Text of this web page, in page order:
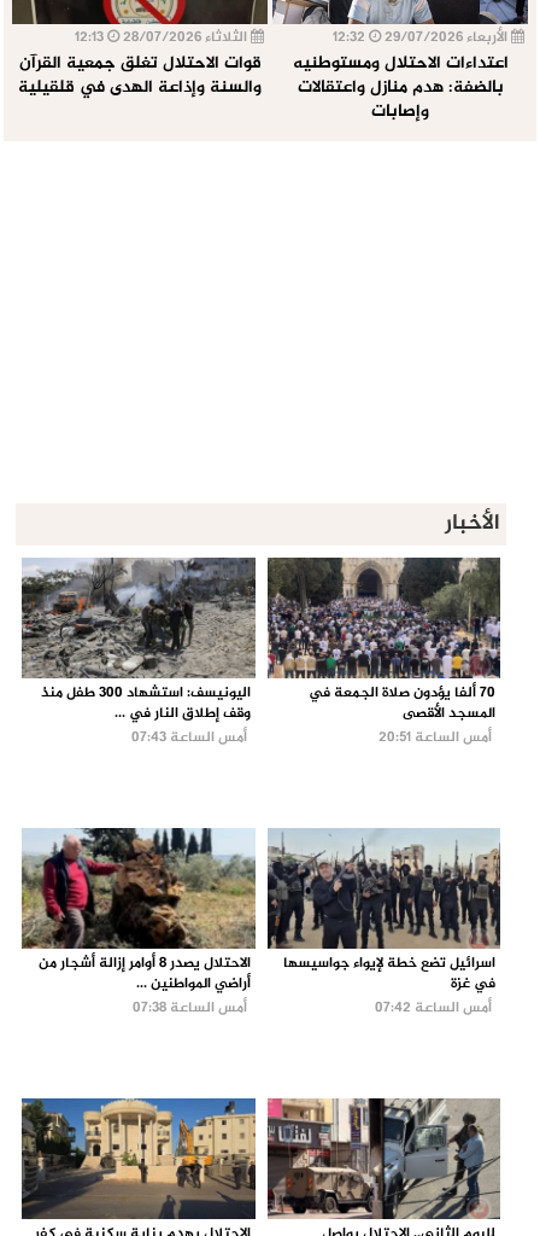
الأربعاء 29/07/2026
اعتداءات الاحتلال ومستوطنيه
بالضفة: هدم منازل واعتقالات
وإصابات
الثلاثاء 28/07/2026
قوات الاحتلال تغلق جمعية القرآن
والسنة وإذاعة الهدى في قلقيلية
الأخبار
70 ألفا يؤدون صلاة الجمعة في
المسجد الأقصى
أمس الساعة 20:51
اليونيسف: استشهاد 300 طفل منذ
وقف إطلاق النار في ...
أمس الساعة 07:43
اسرائيل تضع خطة لإيواء جواسيسها
في غزة
أمس الساعة 07:42
الاحتلال يصدر 8 أوامر إزالة أشجار من
أراضي المواطنين ...
أمس الساعة 07:38